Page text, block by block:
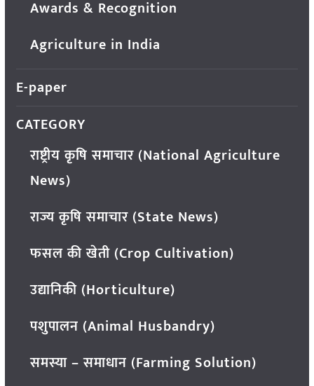
Awards & Recognition
Agriculture in India
E-paper
CATEGORY
राष्ट्रीय कृषि समाचार (National Agriculture
News)
राज्य कृषि समाचार (State News)
फसल की खेती (Crop Cultivation)
उद्यानिकी (Horticulture)
पशुपालन (Animal Husbandry)
समस्या – समाधान (Farming Solution)